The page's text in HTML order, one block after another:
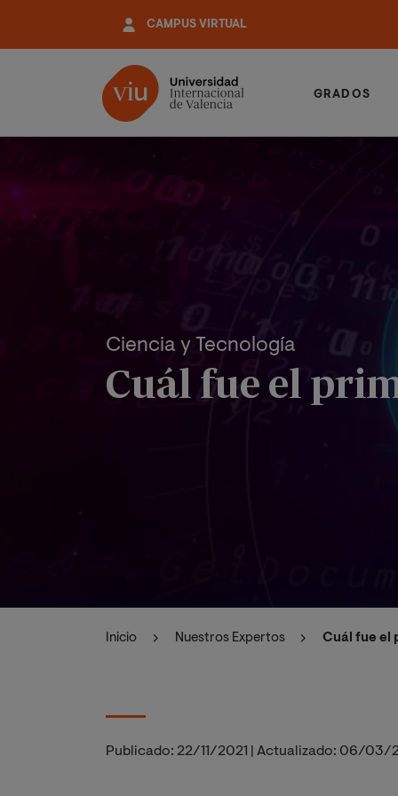
contenido
CAMPUS VIRTUAL
GRADOS
Ciencia y Tecnología
Cuál fue el
Inicio Nuestros Expertos Cuál fue el
Publicado: 22/11/2021 Actualizado: 06/03/